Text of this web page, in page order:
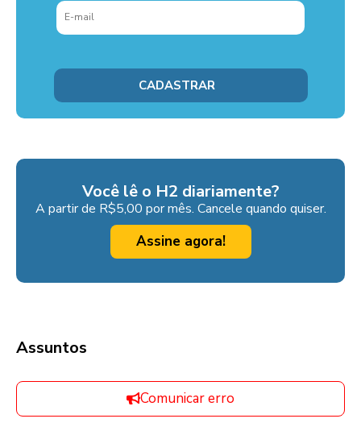
Você lê o H2 diariamente?
A partir de R$5,00 por mês. Cancele quando quiser.
Assine agora!
Assuntos
Comunicar erro